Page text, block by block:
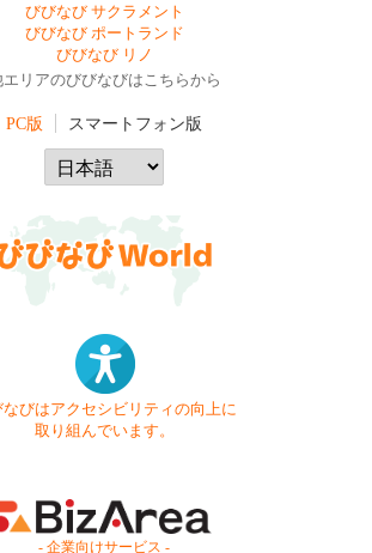
びびなび サクラメント
びびなび ポートランド
びびなび リノ
エリアのびびなびはこちらから
PC版 スマートフォン版
なびはアクセシビリティの向上に
取り組んでいます。
- 企業向けサービス -